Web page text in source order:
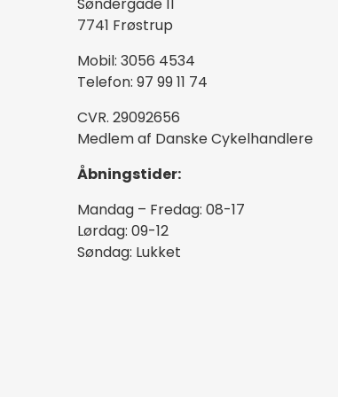
7741 Frøstrup
Mobil: 3056 4534
Telefon: 97 99 11 74
CVR. 29092656
Medlem af Danske Cykelhandlere
Åbningstider:
Mandag – Fredag: 08-17
Lørdag: 09-12
Søndag: Lukket